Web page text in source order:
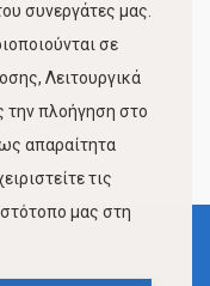
συνεργάτες μας.
σε
Λειτουργικά
την πλοήγηση στο
απαραίτητα
τις
μας στη